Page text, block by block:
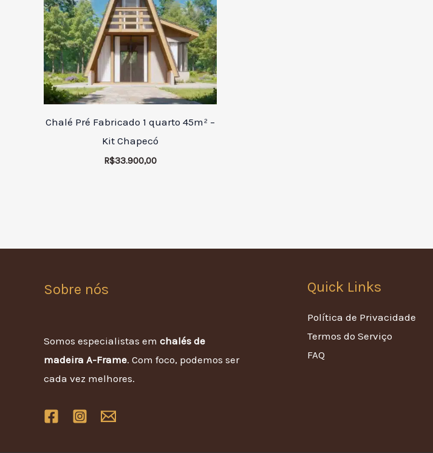
Chalé Pré Fabricado 1 quarto 45m² –
Kit Chapecó
R$33.900,00
Sobre nós
Somos especialistas em chalés de
madeira A-Frame. Com foco, podemos ser
cada vez melhores.
Quick Links
Política de Privacidade
Termos do Serviço
FAQ